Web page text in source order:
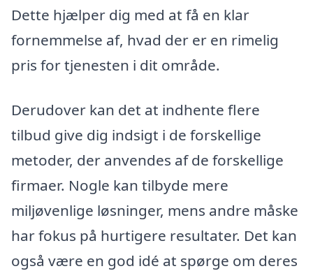
Dette hjælper dig med at få en klar
fornemmelse af, hvad der er en rimelig
pris for tjenesten i dit område.
Derudover kan det at indhente flere
tilbud give dig indsigt i de forskellige
metoder, der anvendes af de forskellige
firmaer. Nogle kan tilbyde mere
miljøvenlige løsninger, mens andre måske
har fokus på hurtigere resultater. Det kan
også være en god idé at spørge om deres